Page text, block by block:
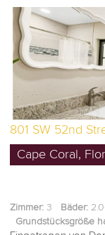
801 SW 52nd
Cape Coral,
Zimmer: 3 Bäder:
Grundstücksgröße